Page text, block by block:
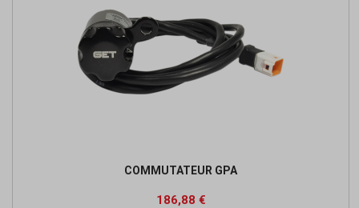
COMMUTATEUR GPA
Prix
186,88 €